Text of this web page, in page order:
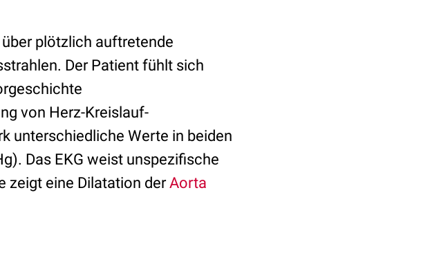
plötzlich auftretende
Der Patient fühlt sich
von Herz-Kreislauf-
unterschiedliche Werte in beiden
Das EKG weist unspezifische
zeigt eine Dilatation derAorta